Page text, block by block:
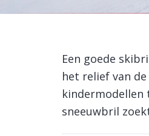
Een goede
het relief van
kindermodellen
sneeuwbril